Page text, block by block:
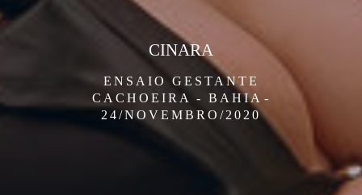
ENSAIO GESTANTE
CACHOEIRA - BAHIA
24/NOVEMBRO/2020
CINARA